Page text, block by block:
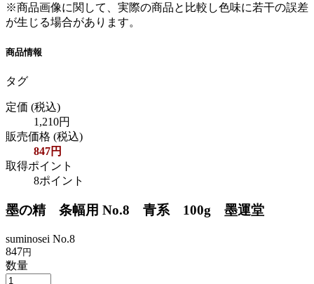
※商品画像に関して、実際の商品と比較し色味に若干の誤差
が生じる場合があります。
商品情報
タグ
定価 (税込)
1,210円
販売価格 (税込)
847円
取得ポイント
8ポイント
墨の精 条幅用 No.8 青系 100g 墨運堂
suminosei No.8
847円
数量